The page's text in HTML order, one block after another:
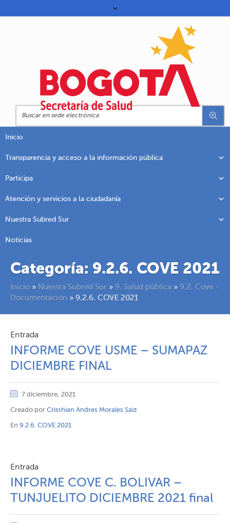
Inicio
Transparencia y acceso a la información pública
Participa
Atención y servicios a la ciudadanía
Nuestra Subred Sur
Noticias
Categoría: 9.2.6. COVE 2021
Inicio » Nuestra Subred Sur » 9. Salud pública » 9.2. Cove -
Documentación » 9.2.6. COVE 2021
Entrada
INFORME COVE USME – SUMAPAZ
DICIEMBRE FINAL
7 diciembre, 2021
Creado por Cristhian Andres Morales Saiz
En 9.2.6. COVE 2021
Entrada
INFORME COVE C. BOLIVAR –
TUNJUELITO DICIEMBRE 2021 final